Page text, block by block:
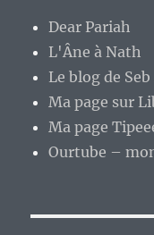
Dear Pariah
L'Âne à Nath
Le blog de
Ma page sur
Ma page
Ourtube –